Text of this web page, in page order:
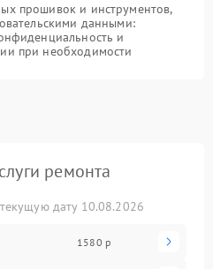
прошивок и инструментов,
данными:
и
при необходимости
ремонта
дату 10.08.2026
1580 р